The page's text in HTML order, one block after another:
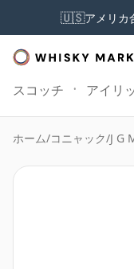
🇺🇸アメリカ
スコッチ アイリ
ホーム/コニャック/J G